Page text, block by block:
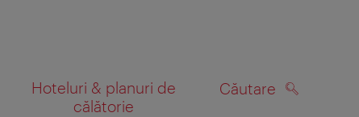
Hoteluri & planuri de
călătorie
Căutare